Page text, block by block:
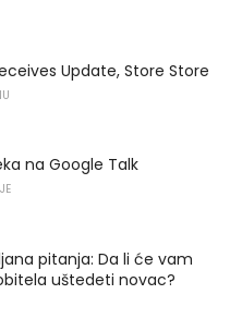
Update, Store Store
na Google Talk
pitanja: Da li će vam
uštedeti novac?